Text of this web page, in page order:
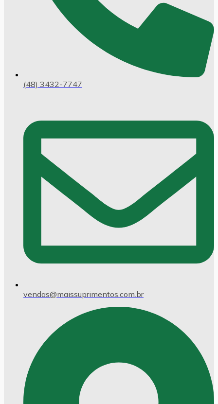
(48) 3432-7747
vendas@maissuprimentos.com.br